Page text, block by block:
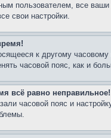
пользователем, все
свои настройки.
к другому
часовой пояс, как и
всё равно неправильное!
часовой пояс и